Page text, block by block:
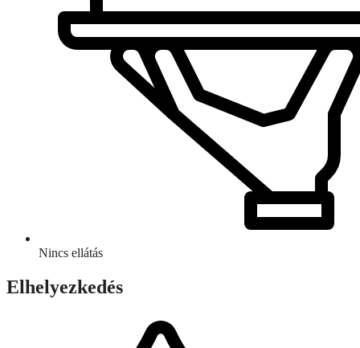
Nincs ellátás
Elhelyezkedés